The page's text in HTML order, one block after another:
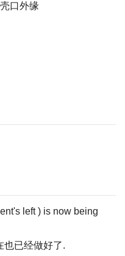
口外缘
left ) is now being
也已经做好了.